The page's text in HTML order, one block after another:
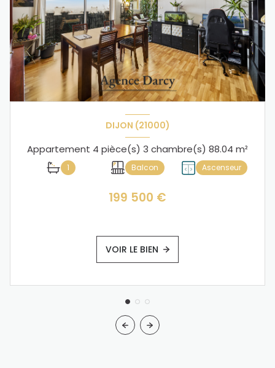
DIJON (21000)
Appartement 4 pièce(s) 3 chambre(s) 88.04 m²
1 Balcon Ascenseur
199 500 €
VOIR LE BIEN